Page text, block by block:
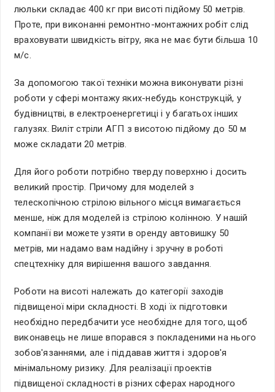
люльки складає 400 кг при висоті підйому 50 метрів.
Проте, при виконанні ремонтно-монтажних робіт слід
враховувати швидкість вітру, яка не має бути більша 10
м/с.
За допомогою такої техніки можна виконувати різні
роботи у сфері монтажу яких-небудь конструкцій, у
будівництві, в електроенергетиці і у багатьох інших
галузях. Виліт стріли АГП з висотою підйому до 50 м
може складати 20 метрів.
Для його роботи потрібно тверду поверхню і досить
великий простір. Причому для моделей з
телескопічною стрілою вільного місця вимагається
менше, ніж для моделей із стрілою колінною. У нашій
компанії ви можете узяти в оренду автовишку 50
метрів, ми надамо вам надійну і зручну в роботі
спецтехніку для вирішення вашого завдання.
Роботи на висоті належать до категорії заходів
підвищеної міри складності. В ході їх підготовки
необхідно передбачити усе необхідне для того, щоб
виконавець не лише впорався з покладеними на нього
зобов'язаннями, але і піддавав життя і здоров'я
мінімальному ризику. Для реалізації проектів
підвищеної складності в різних сферах народного